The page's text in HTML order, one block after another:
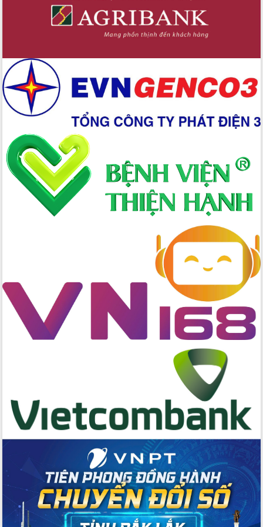
Chuyển đổi số 'mở đường' cho nông
nghiệp Đắk Lắk tăng trưởng bứt phá
Triển khai đồng bộ đo đạc, lập hồ sơ
địa chính, hoàn thiện cơ sở dữ liệu đất
Ứng dụng sinh trắc học - Bước tiến
trong hành trình chuyển đổi số tại Đắk
Lắk
Đắk Lắk nâng cao hiệu quả công tác
Đảng từ Sổ tay đảng viên điện tử
Đắk Lắk đẩy mạnh nuôi biển công
nghệ, hướng tới phát triển thủy sản
bền vững
Tập huấn nâng cao năng lực triển khai
chuyển đổi số cho cán bộ, công chức
cấp xã
Đắk Lắk phát động hưởng ứng Ngày
Tổ chức trang trọng Lễ hội Đền thờ
Lương Văn Chánh năm 2026
Phó Bí thư Tỉnh ủy Đắk Lắk Đỗ Hữu
Huy giữ chức Bí thư Đảng ủy Ủy Ban
Nhân dân tỉnh
Đánh giá, rút kinh nghiệm công tác tổ
chức diễn tập trước ngày bầu cử
Chương trình “Gặp gỡ hữu nghị –
Friendship Meeting New Year 2026”
Bầu cử Quốc hội và HĐND: Cử tri Đắk
Lắk gửi gắm niềm tin, kỳ vọng vào lá
Đắk Lắk sẵn sàng các điều kiện cho
Ngày hội bầu cử đại biểu Quốc hội
khóa XVI và HĐND các cấp nhiệm kỳ